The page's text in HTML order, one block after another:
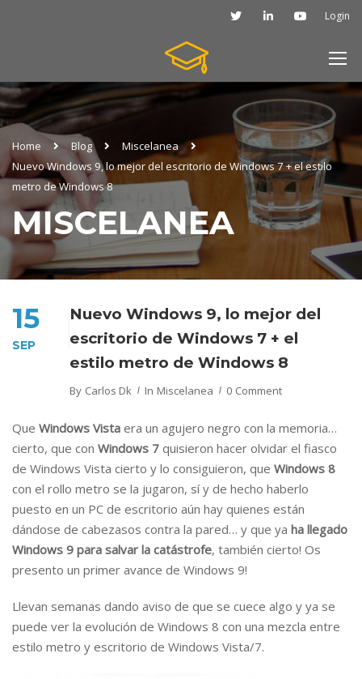
Login
Home Blog
Miscelanea
Nuevo Windows 9, lo mejor del escritorio de Windows 7 + el estilo
metro de Windows 8
MISCELANEA
15
SEP
Nuevo Windows 9, lo mejor del
escritorio de Windows 7 + el
estilo metro de Windows 8
By Carlos Dk In Miscelanea 0 Comment
Que Windows Vista era un agujero negro con la memoria…
cierto, que con Windows 7 quisieron hacer olvidar el fiasco
de Windows Vista cierto y lo consiguieron, que Windows 8
con el rollo metro se la jugaron, sí y de hecho haberlo
puesto en un PC de escritorio aún hay quienes están
dándose de cabezasos contra la pared… y que ya ha llegado
Windows 9 para salvar la catástrofe, también cierto! Os
presento un primer avance de Windows 9!
Llevan semanas dando aviso de que se cuece algo y ya se
puede ver la evolución de Windows 8 con una mezcla entre
estilo metro y escritorio de Windows Vista/7.